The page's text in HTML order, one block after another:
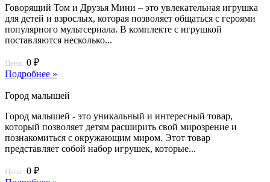
Говорящий Том и Друзья Мини – это увлекательная игрушка
для детей и взрослых, которая позволяет общаться с героями
популярного мультсериала. В комплекте с игрушкой
поставляются несколько...
Цена: 0 ₽
Подробнее »
Город малышей
Город малышей - это уникальный и интересный товар,
который позволяет детям расширить свой мирозрение и
познакомиться с окружающим миром. Этот товар
представляет собой набор игрушек, которые...
Цена: 0 ₽